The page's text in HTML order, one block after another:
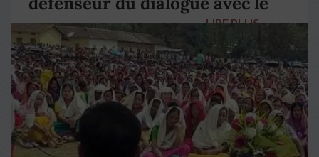
pape François
LIRE PLUS →